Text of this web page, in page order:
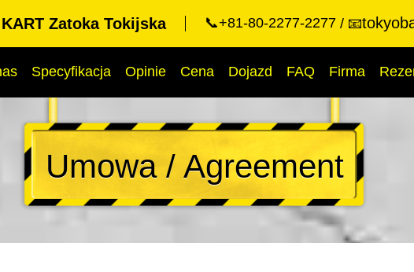
KART Zatoka Tokijska 📞+81-80-2277-2277 📧
Specyfikacja Opinie Cena Dojazd FAQ Firma
Umowa / Agreement